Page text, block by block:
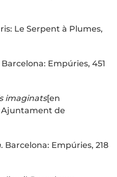
Le Serpent à Plumes,
Barcelona: Empúries, 451
imaginats[en
Ajuntament de
. Barcelona: Empúries, 218